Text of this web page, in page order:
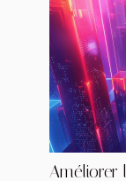
Améliorer